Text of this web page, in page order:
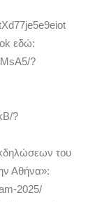
εδώ:
?
?
του
Αθήνα»:
2025/